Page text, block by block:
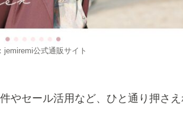
jemiremi公式通販サイト
やセール活用など、ひと通り押さえ